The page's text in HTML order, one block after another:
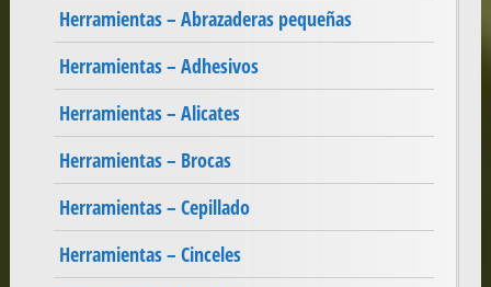
Herramientas – Abrazaderas pequeñas
Herramientas – Adhesivos
Herramientas – Alicates
Herramientas – Brocas
Herramientas – Cepillado
Herramientas – Cinceles